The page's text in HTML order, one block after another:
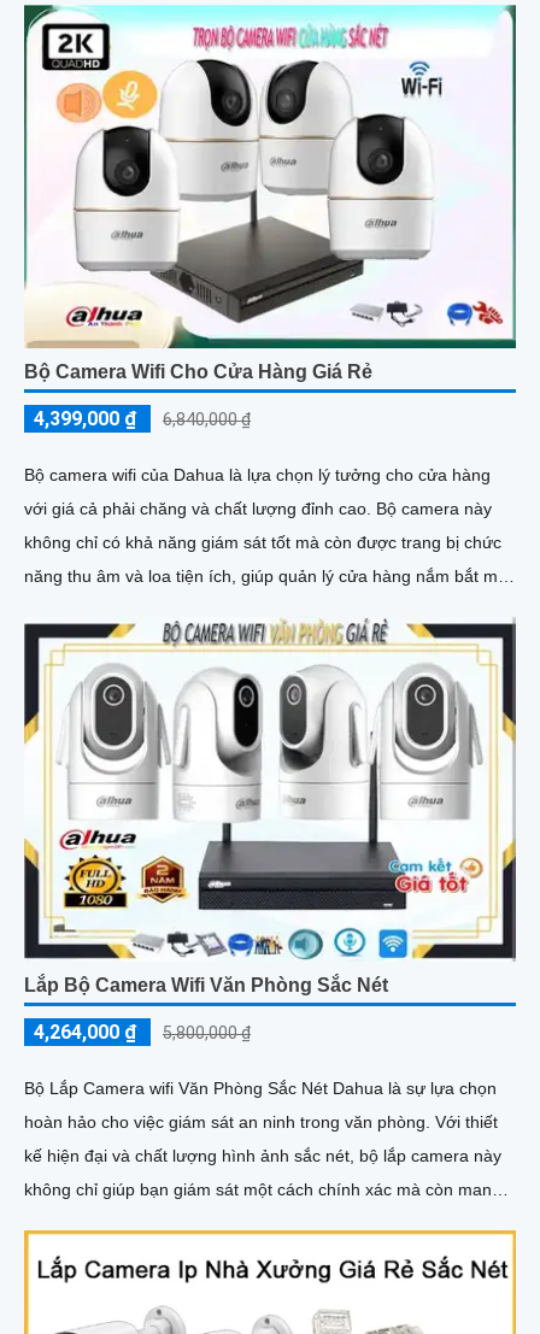
Bộ Camera Wifi Cho Cửa Hàng Giá Rẻ
4,399,000 ₫ 6,840,000 ₫
Bộ camera wifi của Dahua là lựa chọn lý tưởng cho cửa hàng
với giá cả phải chăng và chất lượng đỉnh cao. Bộ camera này
không chỉ có khả năng giám sát tốt mà còn được trang bị chức
năng thu âm và loa tiện ích, giúp quản lý cửa hàng nắm bắt mọi
Lắp Bộ Camera Wifi Văn Phòng Sắc Nét
4,264,000 ₫ 5,800,000 ₫
Bộ Lắp Camera wifi Văn Phòng Sắc Nét Dahua là sự lựa chọn
hoàn hảo cho việc giám sát an ninh trong văn phòng. Với thiết
kế hiện đại và chất lượng hình ảnh sắc nét, bộ lắp camera này
không chỉ giúp bạn giám sát một cách chính xác mà còn mang